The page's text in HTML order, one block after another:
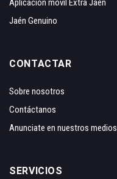
Aplicación móvil Extra Jaén
Jaén Genuino
CONTACTAR
Sobre nosotros
Contáctanos
Anunciate en nuestros medios
SERVICIOS